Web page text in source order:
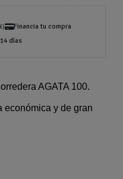
Financia tu compra
días
AGATA 100.
económica y de gran